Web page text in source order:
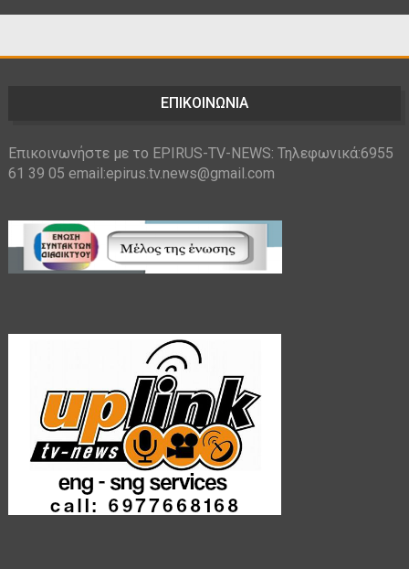
ΕΠΙΚΟΙΝΩΝΙΑ
Επικοινωνήστε με το EPIRUS-TV-NEWS: Τηλεφωνικά:6955
61 39 05 email:epirus.tv.news@gmail.com